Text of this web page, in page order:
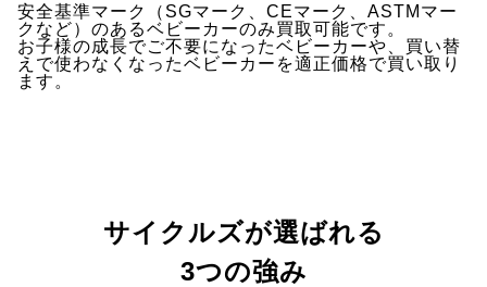
安全基準マーク（SGマーク、CEマーク、ASTMマー
クなど）のあるベビーカーのみ買取可能です。
お子様の成長でご不要になったベビーカーや、買い替
えで使わなくなったベビーカーを適正価格で買い取り
ます。
サイクルズが選ばれる
3つの強み